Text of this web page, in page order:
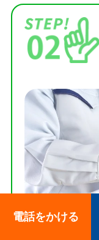
電話をかける